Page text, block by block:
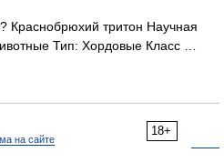
Краснобрюхий тритон Научная
Тип: Хордовые Класс …
18+
на сайте